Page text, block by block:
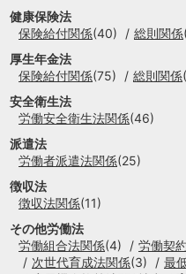
健康保険法
保険給付関係(40) 総則関係
厚生年金法
保険給付関係(75) 総則関係
安全衛生法
労働安全衛生法関係(46)
派遣法
労働者派遣法関係(25)
徴収法
徴収法関係(11)
その他労働法
労働組合法関係(4) 労働契
次世代育成法関係(3) 最